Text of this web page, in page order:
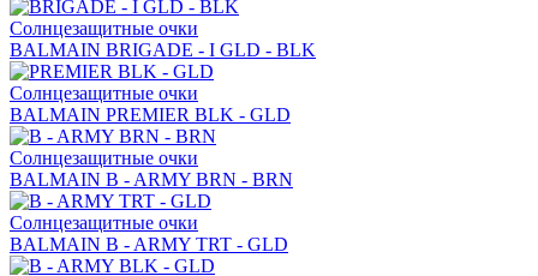
Солнцезащитные очки
BALMAIN BRIGADE - I GLD - BLK
Солнцезащитные очки
BALMAIN PREMIER BLK - GLD
Солнцезащитные очки
BALMAIN B - ARMY BRN - BRN
Солнцезащитные очки
BALMAIN B - ARMY TRT - GLD